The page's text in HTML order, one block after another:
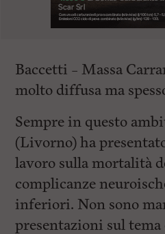
Baccetti – Massa
molto diffusa ma
Sempre in questo
(Livorno) ha
lavoro sulla mortalità
complicanze
inferiori. Non sono
presentazioni sul tema